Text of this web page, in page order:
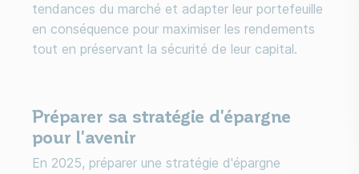
tendances du marché et adapter leur portefeuille
en conséquence pour maximiser les rendements
tout en préservant la sécurité de leur capital.
Préparer sa stratégie d'épargne
pour l'avenir
En 2025, préparer une stratégie d'épargne